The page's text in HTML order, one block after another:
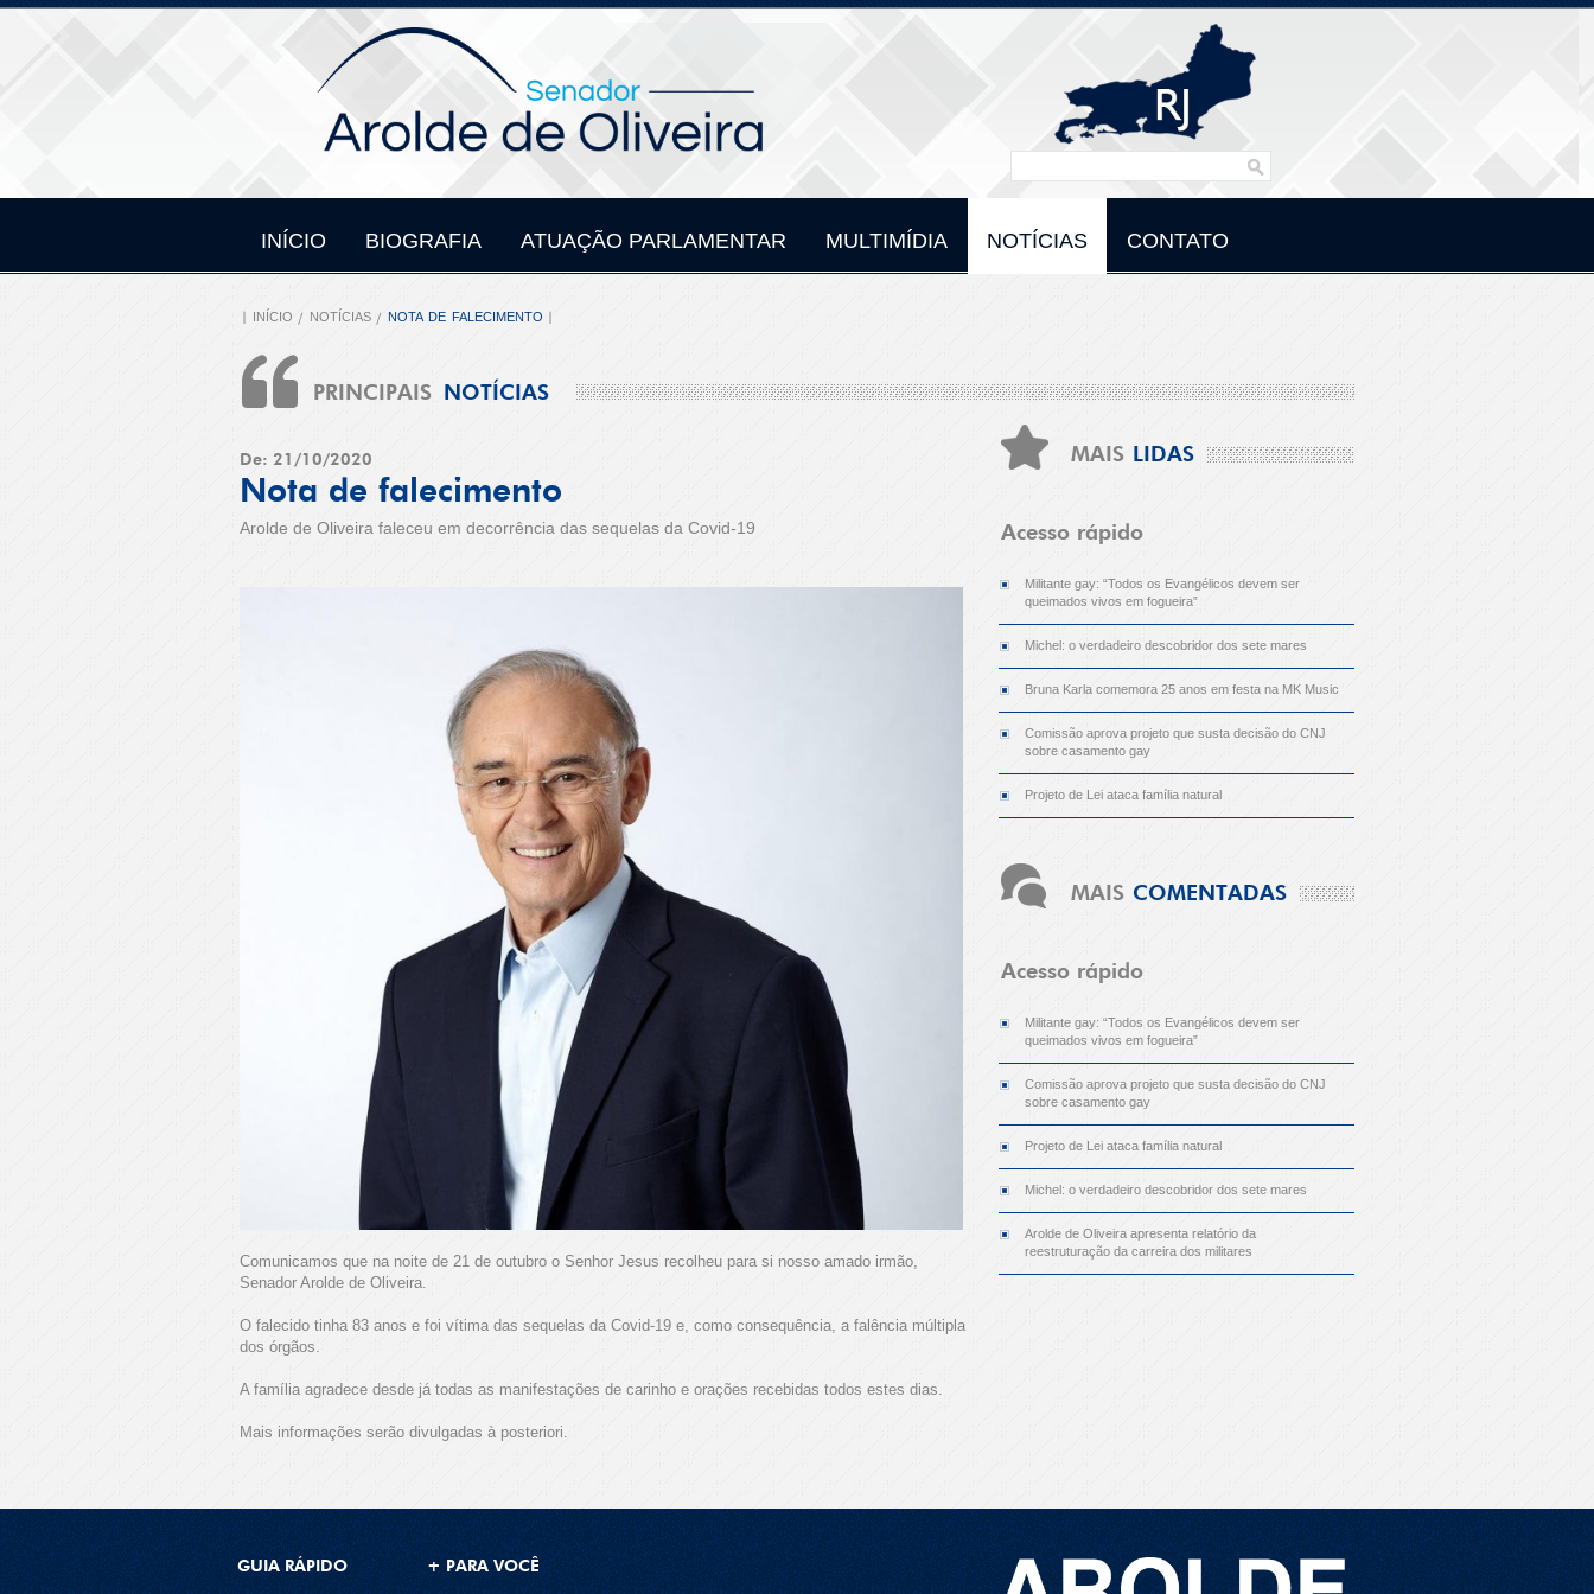
INÍCIO BIOGRAFIA ATUAÇÃO PARLAMENTAR MULTIMÍDIA NOTÍCIAS CONTATO
INÍCIO NOTÍCIAS NOTA DE FALECIMENTO
PRINCIPAIS NOTÍCIAS
De: 21/10/2020
Nota de falecimento
Arolde de Oliveira faleceu em decorrência das sequelas da Covid-19
Comunicamos que na noite de 21 de outubro o Senhor Jesus recolheu para si nosso amado irmão,
Senador Arolde de Oliveira.
O falecido tinha 83 anos e foi vítima das sequelas da Covid-19 e, como consequência, a falência múltipla
dos órgãos.
A família agradece desde já todas as manifestações de carinho e orações recebidas todos estes dias.
Mais informações serão divulgadas à posteriori.
MAIS LIDAS
Acesso rápido
Militante gay: “Todos os Evangélicos devem ser
queimados vivos em fogueira”
Michel: o verdadeiro descobridor dos sete mares
Bruna Karla comemora 25 anos em festa na MK Music
Comissão aprova projeto que susta decisão do CNJ
sobre casamento gay
Projeto de Lei ataca família natural
MAIS COMENTADAS
Acesso rápido
Militante gay: “Todos os Evangélicos devem ser
queimados vivos em fogueira”
Comissão aprova projeto que susta decisão do CNJ
sobre casamento gay
Projeto de Lei ataca família natural
Michel: o verdadeiro descobridor dos sete mares
Arolde de Oliveira apresenta relatório da
reestruturação da carreira dos militares
GUIA RÁPIDO + PARA VOCÊ